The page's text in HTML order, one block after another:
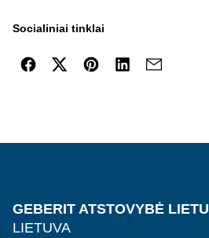
Socialiniai tinklai
GEBERIT ATSTOVYBĖ
LIETUVA